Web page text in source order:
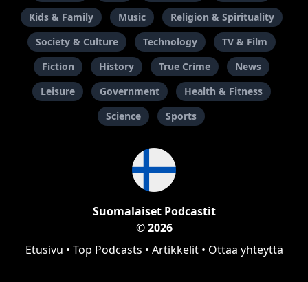
Kids & Family
Music
Religion & Spirituality
Society & Culture
Technology
TV & Film
Fiction
History True Crime
News
Leisure
Government
Health & Fitness
Science
Sports
Suomalaiset Podcastit
© 2026
Etusivu • Top Podcasts • Artikkelit• Ottaa yhteyttä